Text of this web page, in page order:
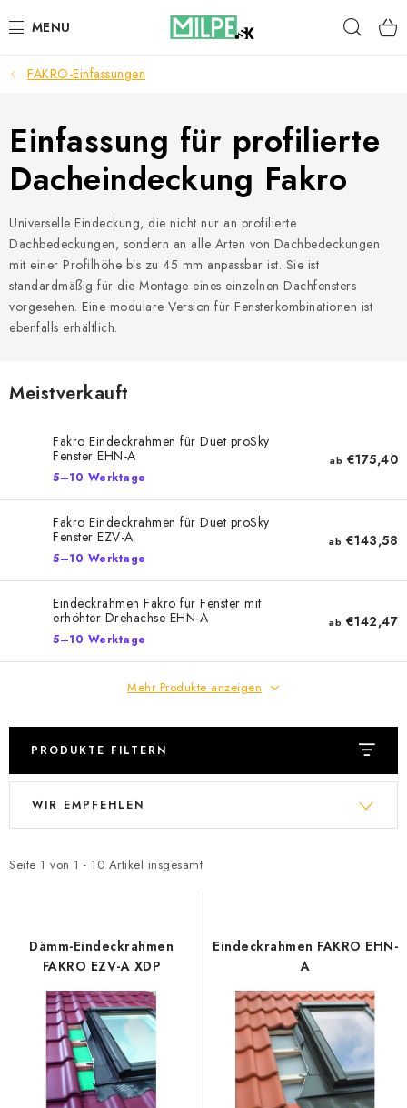
Inhalt
DACHFENSTER
DACHBODENTREPPE
HAUS UND GARTEN
BAU
BLOG
IMPRESSUM
Richtlinien zur Verwendung von Cookies
Sitemap von Milpe.sk
FAKRO-Einfassungen
Einfassung für profilierte
Dacheindeckung Fakro
Universelle Eindeckung, die nicht nur an profilierte
Dachbedeckungen, sondern an alle Arten von Dachbedeckungen
mit einer Profilhöhe bis zu 45 mm anpassbar ist. Sie ist
standardmäßig für die Montage eines einzelnen Dachfensters
vorgesehen. Eine modulare Version für Fensterkombinationen ist
ebenfalls erhältlich.
Meistverkauft
Fakro Eindeckrahmen für Duet proSky
Fenster EHN-A
5–10 Werktage
ab €175,40
Fakro Eindeckrahmen für Duet proSky
Fenster EZV-A
5–10 Werktage
ab €143,58
Eindeckrahmen Fakro für Fenster mit
erhöhter Drehachse EHN-A
5–10 Werktage
ab €142,47
Mehr Produkte anzeigen
PRODUKTE FILTERN
L
t
Seite 1 von 1 - 10 Artikel insgesamt
P
d
WIR EMPFEHLEN
Dämm-Eindeckrahmen
FAKRO EZV-A XDP
Eindeckrahmen FAKRO EHN-
A